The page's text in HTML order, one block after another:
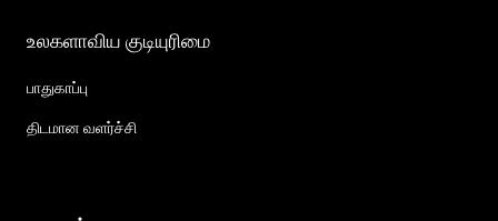
உலகளாவிய குடியுரிமை
பாதுகாப்பு
திடமான வளர்ச்சி